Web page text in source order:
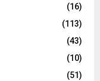
(16)
(113)
(43)
(10)
(51)